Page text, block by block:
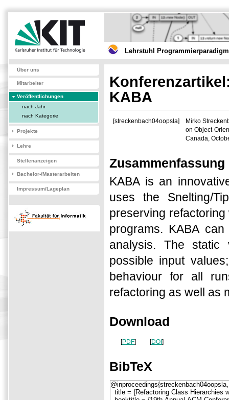
Lehrstuhl
Über uns
Mitarbeiter
Veröffentlichungen
nach Jahr
nach Kategorie
Projekte
Lehre
Stellenanzeigen
Bachelor-/Masterarbeiten
Impressum/Lageplan
KABA
[streckenbach04oopsla]
Mirko
on Object-
Canada,
Zusammenfassung
KABA is an
uses the Snelting/
preserving
programs. KABA
analysis. The static
possible input
behaviour for all
refactoring as well as
Download
[PDF] [DOI ]
BibTeX